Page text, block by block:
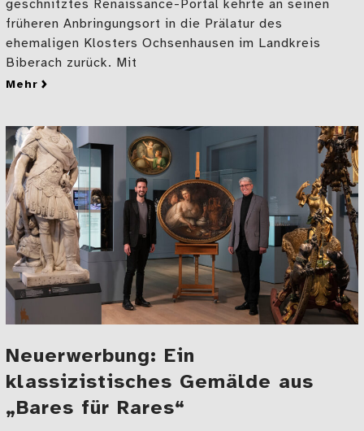
geschnitztes Renaissance-Portal kehrte an seinen
früheren Anbringungsort in die Prälatur des
ehemaligen Klosters Ochsenhausen im Landkreis
Biberach zurück. Mit
mehr
Neuerwerbung: Ein
klassizistisches Gemälde aus
„Bares für Rares“